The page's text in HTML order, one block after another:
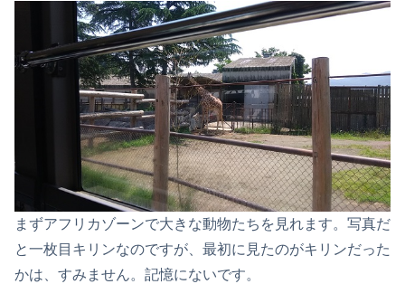
まずアフリカゾーンで大きな動物たちを見れます。写真だ
と一枚目キリンなのですが、最初に見たのがキリンだった
かは、すみません。記憶にないです。